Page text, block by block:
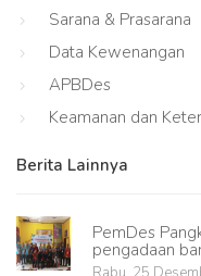
Sarana & Prasarana
Data Kewenangan
APBDes
Keamanan dan
Berita Lainnya
PemDes
pengadaan